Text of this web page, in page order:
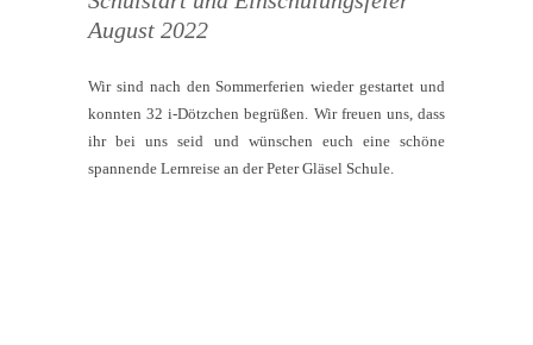
August 2022
Wir sind nach den Sommerferien wieder gestartet und
konnten 32 i-Dötzchen begrüßen. Wir freuen uns, dass
ihr bei uns seid und wünschen euch eine schöne
spannende Lernreise an der Peter Gläsel Schule.